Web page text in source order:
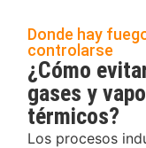
Donde hay
controlarse
¿Cómo
gases y
térmicos?
Los procesos